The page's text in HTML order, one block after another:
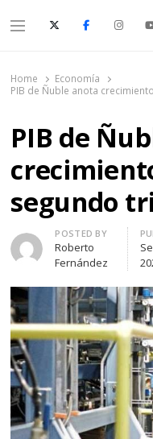
Menu
Home
Economía
PIB de Ñuble anota
PIB de
segundo
Author
POSTED BY
Roberto
Fernández